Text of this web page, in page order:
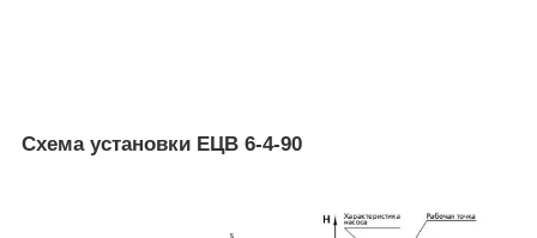
Схема установки ЕЦВ 6-4-90